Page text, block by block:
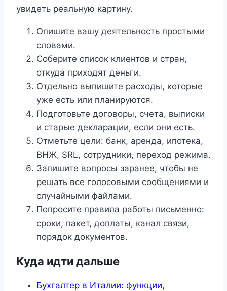
увидеть реальную картину.
Опишите вашу деятельность простыми
словами.
Соберите список клиентов и стран,
откуда приходят деньги.
Отдельно выпишите расходы, которые
уже есть или планируются.
Подготовьте договоры, счета, выписки
и старые декларации, если они есть.
Отметьте цели: банк, аренда, ипотека,
ВНЖ, SRL, сотрудники, переход режима.
Запишите вопросы заранее, чтобы не
решать все голосовыми сообщениями и
случайными файлами.
Попросите правила работы письменно:
сроки, пакет, доплаты, канал связи,
порядок документов.
Куда идти дальше
Бухгалтер в Италии: функции,